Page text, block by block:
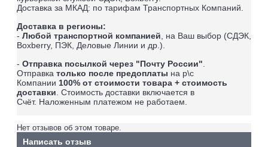
Доставка за МКАД: по тарифам Транспортных Компаний.
Доставка в регионы:
- Любой транспортной компанией , на Ваш выбор (СДЭК,
Boxberry, ПЭК, Деловые Линии и др.).
- Отправка посылкой через "Почту России"
Отправка только после предоплаты на р\с
Компании 100% от стоимости товара + стоимость
доставки . Стоимость доставки включается в
Счёт. Наложенным платежом не работаем
Нет отзывов об этом товаре.
Написать отзыв